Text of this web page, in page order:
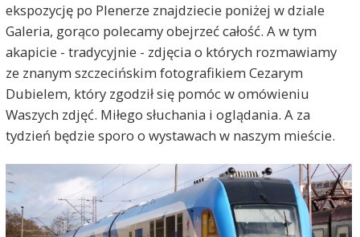
ekspozycję po Plenerze znajdziecie poniżej w dziale
Galeria, gorąco polecamy obejrzeć całość. A w tym
akapicie - tradycyjnie - zdjęcia o których rozmawiamy
ze znanym szczecińskim fotografikiem Cezarym
Dubielem, który zgodził się pomóc w omówieniu
Waszych zdjęć. Miłego słuchania i oglądania. A za
tydzień będzie sporo o wystawach w naszym mieście.